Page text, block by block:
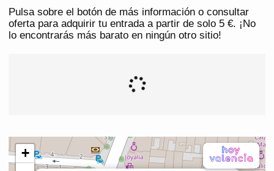
Pulsa sobre el botón de más información o consultar
oferta para adquirir tu entrada a partir de solo 5 €. ¡No
lo encontrarás más barato en ningún otro sitio!